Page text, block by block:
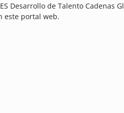
Desarrollo de Talento Cadenas
este portal web.